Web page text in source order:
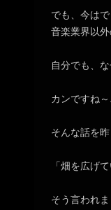
でも、今はで
音楽業界以
自分でも、
カンですね～
そんな話を
「畑を広げ
そう言われ